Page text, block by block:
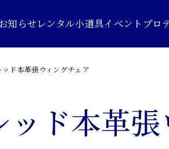
知らせレンタル小道具イベントプロ
ッド本革張ウィングチェア
ッド本革